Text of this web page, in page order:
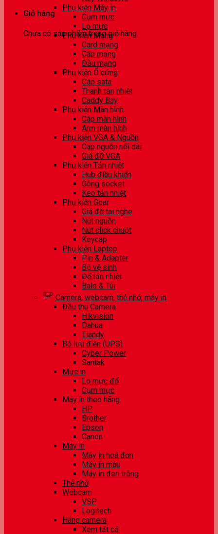
Giỏ hàng
Chưa có sản phẩm trong giỏ hàng.
Phụ kiện Máy in
Cụm mực
Lọ mực
Phụ kiện Mạng
Card mạng
Cáp mạng
Đầu mạng
Phụ kiện Ổ cứng
Cáp sata
Thanh tản nhiệt
Caddy Bay
Phụ kiện Màn hình
Cáp màn hình
Arm màn hình
Phụ kiện VGA & Nguồn
Cáp nguồn nối dài
Giá đỡ VGA
Phụ kiện Tản nhiệt
Hub điều khiển
Gông socket
Keo tản nhiệt
Phụ kiện Gear
Giá đỡ tai nghe
Nút nguồn
Nút click chuột
Keycap
Phụ kiện Laptop
Pin & Adapter
Bộ vệ sinh
Đế tản nhiệt
Balo & Túi
Camera, webcam, thẻ nhớ, máy in
Đầu thu Camera
Hikvision
Dahua
Tiandy
Bộ lưu điện (UPS)
Cyber Power
Santak
Mực in
Lọ mực đổ
Cụm mực
Máy in theo hãng
HP
Brother
Epson
Canon
Máy in
Máy in hoá đơn
Máy in màu
Máy in đen trắng
Thẻ nhớ
Webcam
VSP
Logitech
Hãng camera
Xem tất cả